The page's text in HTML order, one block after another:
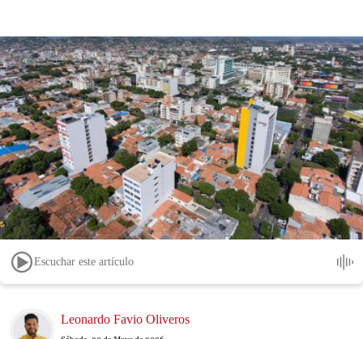
Escuchar este artículo
Image Leonardo Favio Oliveros